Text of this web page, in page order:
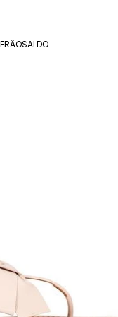
SALDO